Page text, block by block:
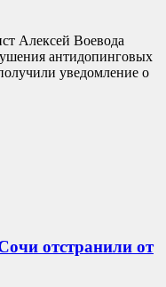
Алексей Воевода
антидопинговых
уведомление о
отстранили от